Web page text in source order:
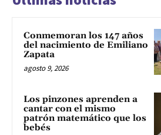
Conmemoran los 147 años
del nacimiento de Emiliano
Zapata
agosto 9, 2026
Los pinzones aprenden a
cantar con el mismo
patrón matemático que los
bebés